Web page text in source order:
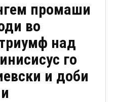
промаши
во
над
го
и доби